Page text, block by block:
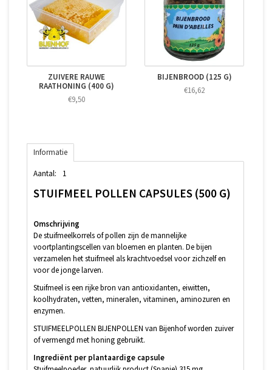
ZUIVERE RAUWE
RAATHONING (400 G)
€9,50
BIJENBROOD (125 G)
€16,62
Informatie
Aantal: 1
STUIFMEEL POLLEN CAPSULES (500 G)
Omschrijving
De stuifmeelkorrels of pollen zijn de mannelijke
voortplantingscellen van bloemen en planten. De bijen
verzamelen het stuifmeel als krachtvoedsel voor zichzelf en
voor de jonge larven.
Stuifmeel is een rijke bron van antioxidanten, eiwitten,
koolhydraten, vetten, mineralen, vitaminen, aminozuren en
enzymen.
STUIFMEELPOLLEN BIJENPOLLEN van Bijenhof worden zuiver
of vermengd met honing gebruikt.
Ingrediënt per plantaardige capsule